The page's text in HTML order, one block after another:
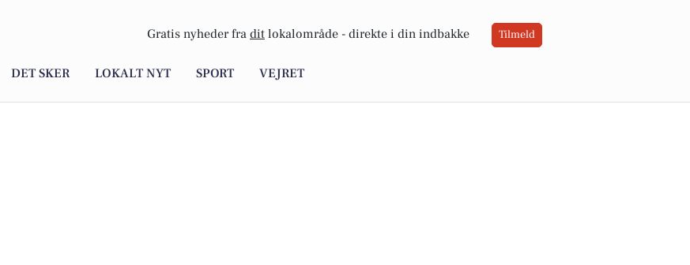
Gratis nyheder fra dit lokalområde - direkte i din indbakke Tilmeld
DET SKER LOKALT NYT SPORT VEJRET